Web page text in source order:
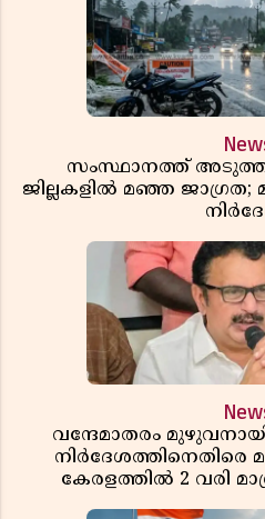
സംസ്ഥാനത്ത് അടുത്ത
ജില്ലകളിൽ മഞ്ഞ ജാഗ്രത;
വന്ദേമാതരം
നിർദേശത്തിനെതിരെ
കേരളത്തിൽ 2 വരി